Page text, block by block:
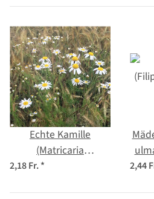
Echte Kamille
(Matricaria
chamomilla) Bio
2,18 Fr.* 2,44